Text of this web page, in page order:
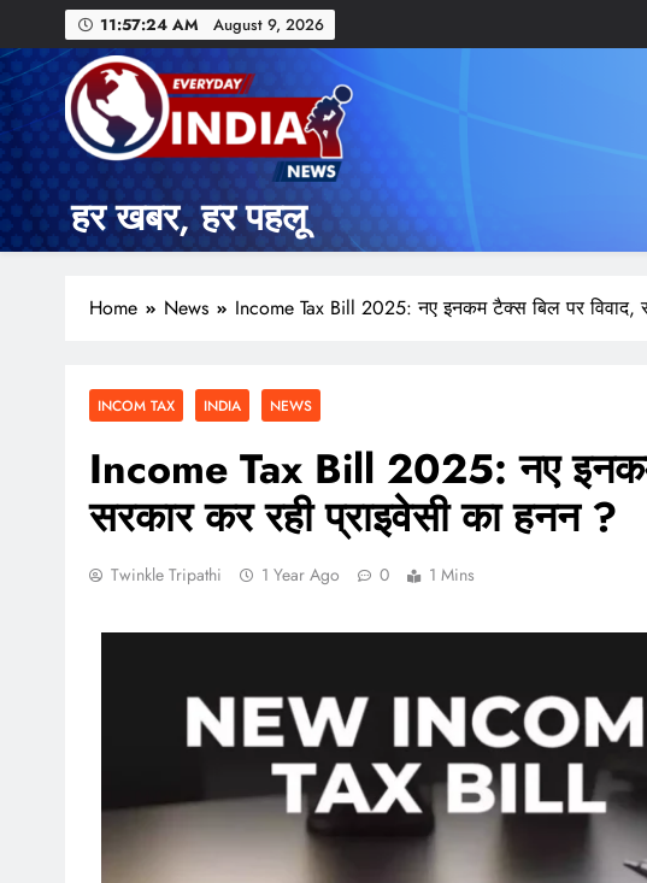
11:57:25 AM August 9, 2026
हर खबर, हर पहलू
Home News Income Tax Bill 2025: नए इनकम टैक्स बिल पर विवाद,
INCOM TAX INDIA NEWS
Income Tax Bill 2025: नए इनकम
सरकार कर रही प्राइवेसी का हनन ?
Twinkle Tripathi 1 Year Ago 0 1 Mins